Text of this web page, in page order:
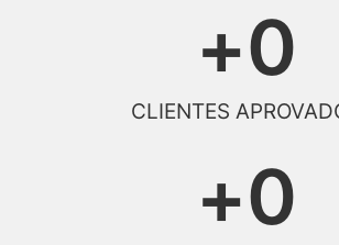
CLIENTES
+0
+0